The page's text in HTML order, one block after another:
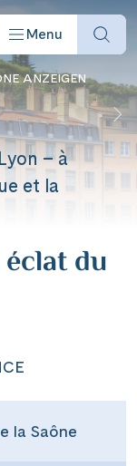
Menu
ANZEIGEN
– à
et la
du
la Saône